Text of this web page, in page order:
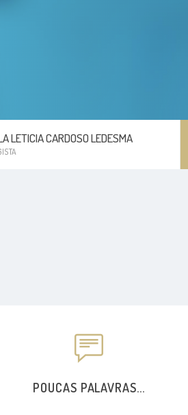
LETICIA CARDOSO LEDESMA
POUCAS PALAVRAS...